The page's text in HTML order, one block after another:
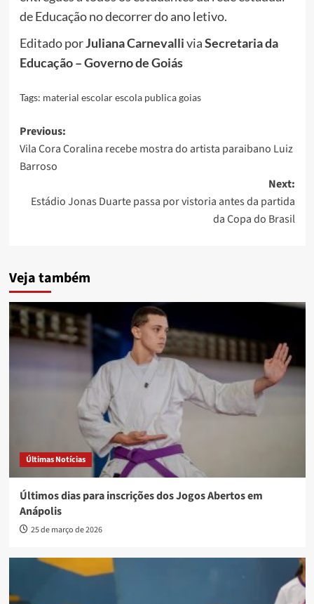
de Educação no decorrer do ano letivo.
Editado porJuliana CarnevalliviaSecretaria da
Educação – Governo de Goiás
Tags: material escolar escola publica goias
Post
navigation
Previous:
Vila Cora Coralina recebe mostra do artista paraibano Luiz
Barroso
Next:
Estádio Jonas Duarte passa por vistoria antes da partida
da Copa do Brasil
Veja também
Últimas Notícias
Últimos dias para inscrições dos Jogos Abertos em
Anápolis
25 de março de 2026